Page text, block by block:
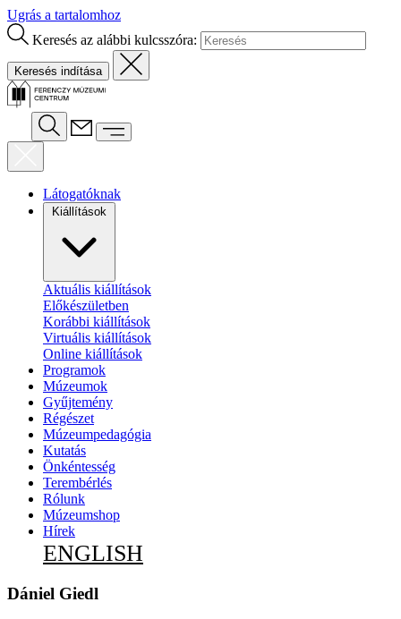
Ugrás a tartalomhoz
Keresés az alábbi kulcsszóra:
Látogatóknak
Kiállítások
Aktuális kiállítások
Előkészületben
Korábbi kiállítások
Virtuális kiállítások
Online kiállítások
Programok
Múzeumok
Gyűjtemény
Régészet
Múzeumpedagógia
Kutatás
Önkéntesség
Terembérlés
Rólunk
Múzeumshop
Hírek
ENGLISH
Dániel Giedl